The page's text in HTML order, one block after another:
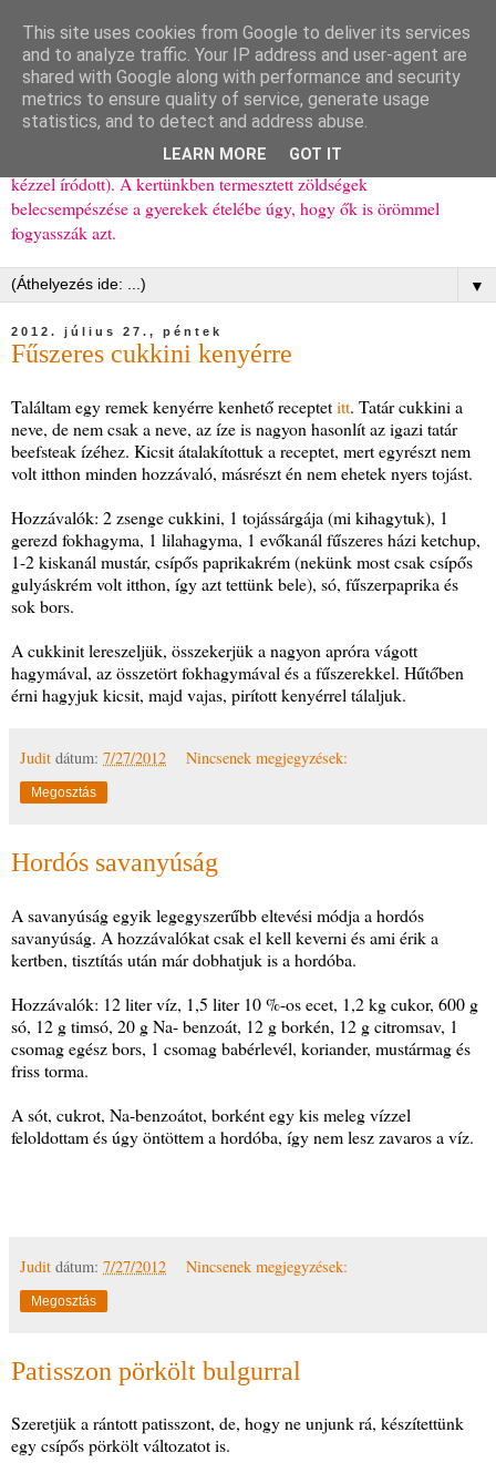
Ízőrző
Kisgyerekes család kipróbált, többnyire egészséges ételeket
bemutató receptjei a mindennapokra (mert a papírfecniket folyton
elhagyom) és gyerekeimnek ajándékba (mint régen, csak ez nem
kézzel íródott). A kertünkben termesztett zöldségek
belecsempészése a gyerekek ételébe úgy, hogy ők is örömmel
fogyasszák azt.
▼
2012. július 27., péntek
Fűszeres cukkini kenyérre
Találtam egy remek kenyérre kenhető receptetitt. Tatár cukkini a
neve, de nem csak a neve, az íze is nagyon hasonlít az igazi tatár
beefsteak ízéhez. Kicsit átalakítottuk a receptet, mert egyrészt nem
volt itthon minden hozzávaló, másrészt én nem ehetek nyers tojást.
Hozzávalók: 2 zsenge cukkini, 1 tojássárgája (mi kihagytuk), 1
gerezd fokhagyma, 1 lilahagyma, 1 evőkanál fűszeres házi ketchup,
1-2 kiskanál mustár, csípős paprikakrém (nekünk most csak csípős
gulyáskrém volt itthon, így azt tettünk bele), só, fűszerpaprika és
sok bors.
A cukkinit lereszeljük, összekerjük a nagyon apróra vágott
hagymával, az összetört fokhagymával és a fűszerekkel. Hűtőben
érni hagyjuk kicsit, majd vajas, pirított kenyérrel tálaljuk.
Judit dátum: 7/27/2012 Nincsenek megjegyzések:
Megosztás
Hordós savanyúság
A savanyúság egyik legegyszerűbb eltevési módja a hordós
savanyúság. A hozzávalókat csak el kell keverni és ami érik a
kertben, tisztítás után már dobhatjuk is a hordóba.
Hozzávalók: 12 liter víz, 1,5 liter 10 %-os ecet, 1,2 kg cukor, 600 g
só, 12 g timsó, 20 g Na- benzoát, 12 g borkén, 12 g citromsav, 1
csomag egész bors, 1 csomag babérlevél, koriander, mustármag és
friss torma.
A sót, cukrot, Na-benzoátot, borként egy kis meleg vízzel
feloldottam és úgy öntöttem a hordóba, így nem lesz zavaros a víz.
Judit dátum: 7/27/2012 Nincsenek megjegyzések:
Megosztás
Patisszon pörkölt bulgurral
Szeretjük a rántott patisszont, de, hogy ne unjunk rá, készítettünk
egy csípős pörkölt változatot is.
This site uses cookies from Google to deliver its services
and to analyze traffic. Your IP address and user-agent are
shared with Google along with performance and security
metrics to ensure quality of service, generate usage
statistics, and to detect and address abuse.
LEARN MORE GOT IT